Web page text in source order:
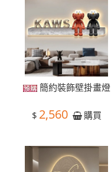
簡約裝飾壁掛畫燈
$ 2,560 購買